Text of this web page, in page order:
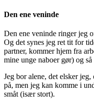
Den ene veninde
Den ene veninde ringer jeg
Og det synes jeg ret tit for
partner, kommer hjem fra
mine unge naboer gør) og så
Jeg bor alene, det elsker
på, men jeg kan komme i
småt (især stort).